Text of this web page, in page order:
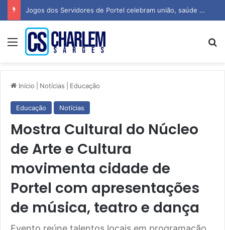
Jogos dos Servidores de Portel celebram união, saúde e espírito esportivo
Menu
Início Notícias Educação
Educação Notícias
Mostra Cultural do Núcleo
de Arte e Cultura
movimenta cidade de
Portel com apresentações
de música, teatro e dança